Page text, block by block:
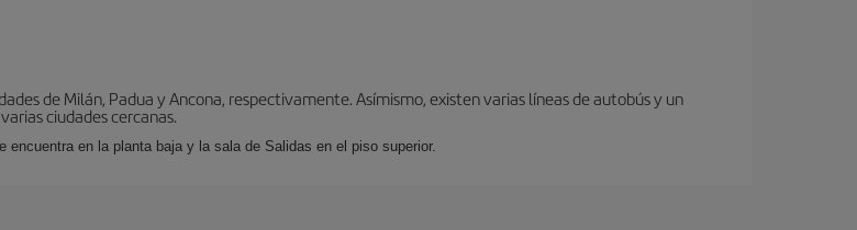
de Milán, Padua y Ancona, respectivamente. Asímismo, existen varias líneas de autobús y un
ciudades cercanas.
encuentra en la planta baja y la sala de Salidas en el piso superior.